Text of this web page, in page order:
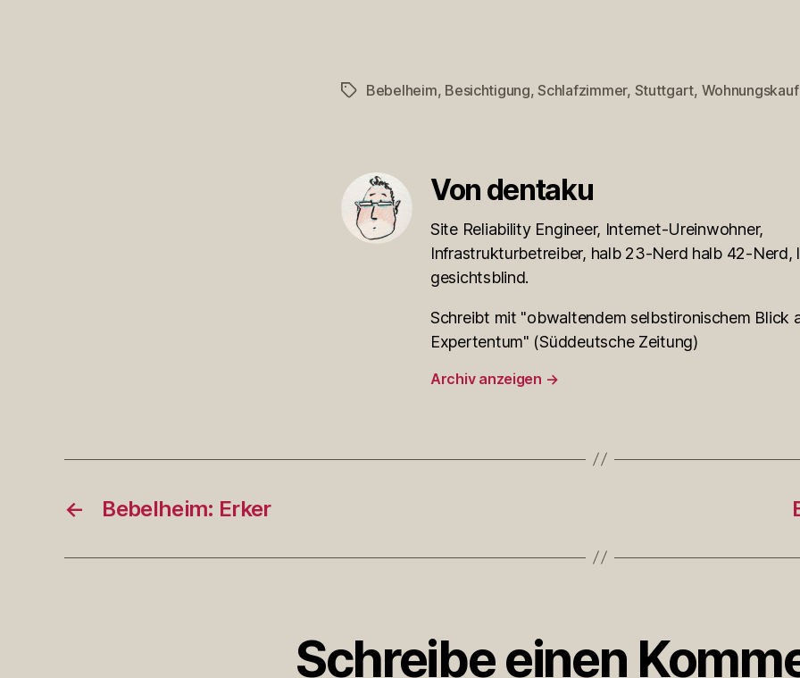
Schlagwörter
Bebelheim, Besichtigung,Schlafzimmer, Stuttgart, Wohnungskauf
Von dentaku
Site Reliability Engineer, Internet-Ureinwohner,
Infrastrukturbetreiber, halb 23-Nerd halb 42-Nerd,
gesichtsblind.
Schreibt mit "obwaltendem selbstironischem Blick
Expertentum" (Süddeutsche Zeitung)
Archiv anzeigen →
← Bebelheim: Erker
Schreibe einen